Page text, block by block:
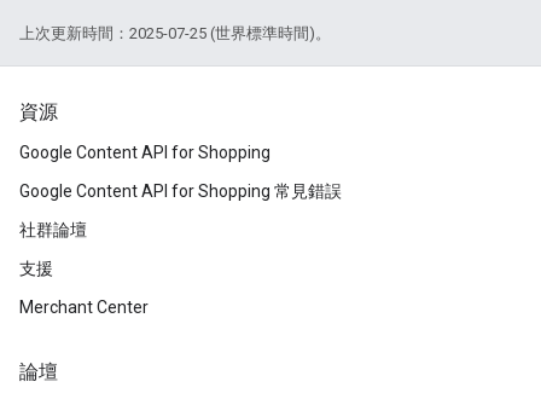
上次更新時間：2025-07-25 (世界標準時間)。
資源
Google Content API for Shopping
Google Content API for Shopping 常見錯誤
社群論壇
支援
Merchant Center
論壇